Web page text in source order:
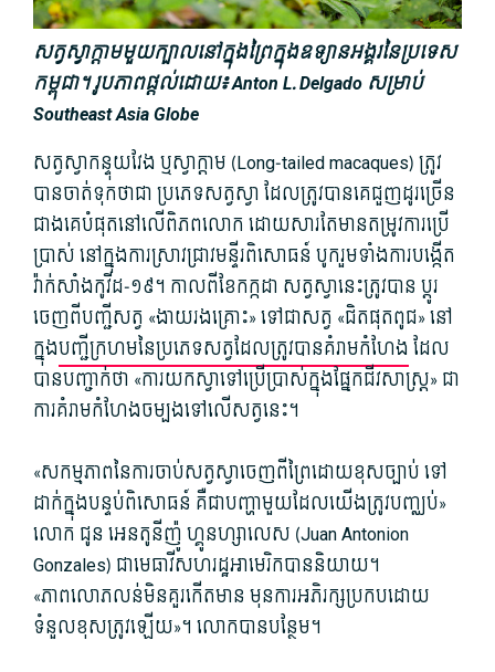
សត្វ​ស្វាក្តាម​មួយ​ក្បាល​នៅ​ក្នុង​ព្រៃ​ក្នុង​ឧទ្យាន​អង្គរ​នៃ​ប្រទេស​
កម្ពុជា។ រូបភាពផ្តល់ដោយ៖ Anton L. Delgado សម្រាប់
Southeast Asia Globe
សត្វស្វាកន្ទុយវែង​ ឬស្វាក្ដាម (Long-tailed macaques) ត្រូវ
បានចាត់ទុកថាជា ប្រភេទសត្វស្វា ដែលត្រូវបានគេជួញដូរច្រើន
ជាងគេបំផុតនៅលើពិភពលោក ដោយសារតែមានតម្រូវការប្រើ
ប្រាស់ នៅក្នុងការស្រាវជ្រាវមន្ទីរពិសោធន៍ បូករួមទាំងការបង្កើត
វ៉ាក់សាំងកូវីដ-១៩។ កាលពីខែកក្កដា សត្វស្វានេះត្រូវបាន ប្ដូរ
ចេញពីបញ្ជីសត្វ «ងាយរងគ្រោះ» ទៅជាសត្វ «ជិតផុតពូជ» នៅ
ក្នុងបញ្ជីក្រហមនៃប្រភេទសត្វដែលត្រូវបានគំរាមកំហែង ដែល
បានបញ្ចាក់ថា «ការយកស្វាទៅប្រើប្រាស់ក្នុងផ្នែកជីវសាស្រ្ត» ជា
ការគំរាមកំហែងចម្បងទៅលើសត្វនេះ។
«សកម្មភាពនៃការចាប់សត្វស្វាចេញពីព្រៃដោយខុសច្បាប់ ទៅ
ដាក់ក្នុងបន្ទប់ពិសោធន៍ គឺជាបញ្ហាមួយដែលយើងត្រូវបញ្ឈប់»
លោក ជូន អេនតូនីញ៉ូ ហ្គូនហ្សាលេស (Juan Antonion
Gonzales) ជាមេធាវីសហរដ្ឋអាមេរិកបាននិយាយ។
«ភាពលោភលន់មិនគួរកើតមាន មុនការអភិរក្សប្រកបដោយ
ទំនួលខុសត្រូវឡើយ»។ លោកបានបន្ថែម។​